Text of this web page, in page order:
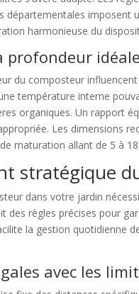
départementales imposent
harmonieuse du
profondeur
du composteur
température interne
organiques. Un rapport
Les dimensions
maturation allant de 5 à
stratégique
dans votre jardin
des règles précises pour
la gestion quotidienne
avec les